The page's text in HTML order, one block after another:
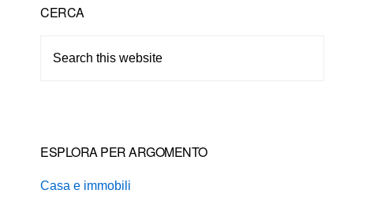
Primary
Sidebar
CERCA
ESPLORA PER ARGOMENTO
Casa e immobili